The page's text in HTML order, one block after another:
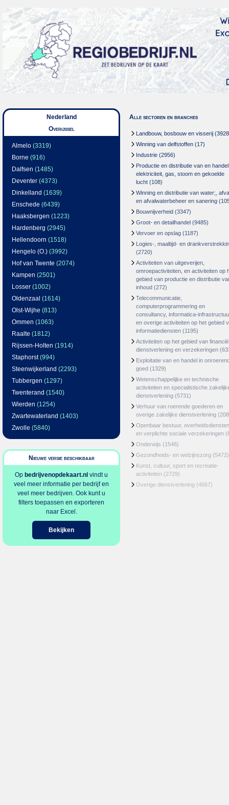
Nederland
Overijssel
Almelo (3319)
Borne (916)
Dalfsen (1485)
Deventer (4373)
Dinkelland (1639)
Enschede (6439)
Haaksbergen (1223)
Hardenberg (2945)
Hellendoorn (1518)
Hengelo (O.) (3992)
Hof van Twente (2074)
Kampen (2501)
Losser (1002)
Oldenzaal (1614)
Olst-Wijhe (813)
Ommen (1063)
Raalte (1812)
Rijssen-Holten (1914)
Staphorst(994)
Steenwijkerland (2293)
Tubbergen (1297)
Twenterand (1540)
Wierden (1254)
Zwartewaterland (1403)
Zwolle (5840)
Nieuwe versie beschikbaar
Op bedrijvenopdekaart.nl vindt u
veel meer informatie per bedrijf en
veel meer bedrijven. Ook kunt u
filters toepassen en exporteren
naar Excel.
Bekijken
Alle sectoren en branches
Landbouw, bosbouw en visserij
Winning van delfstoffen (17)
Industrie (2956)
Productie en distributie van en
elektriciteit, gas, stoom en gekoelde
lucht (108)
Winning en distributie van water;,
en afvalwaterbeheer en sanering
Bouwnijverheid (3347)
Groot- en detailhandel (9485)
Vervoer en opslag (1187)
Logies-, maaltijd- en
(2720)
Activiteiten van uitgeverijen,
omroepactiviteiten, en activiteiten op
gebied van productie en distributie
inhoud (272)
Telecommunicatie,
computerprogrammering en
consultancy, informatica-
en overige activiteiten op het gebied
informatiediensten (1195)
Activiteiten op het gebied van
dienstverlening en verzekeringen
Exploitatie van en handel in
goed (1329)
Wetenschappelijke en technische
activiteiten en specialistische
dienstverlening (5731)
Verhuur van roerende goederen en
overige zakelijke dienstverlening
Openbaar bestuur, overheidsdiensten
en verplichte sociale verzekeringen
Onderwijs (1546)
Gezondheids- en welzijnszorg (5472)
Kunst, cultuur, sport en recreatie-
activiteiten (2729)
Overige dienstverlening (4667)